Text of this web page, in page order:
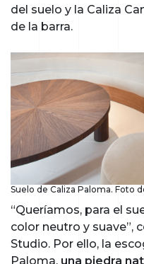
del suelo y la Caliza
de la barra.
Suelo de Caliza Paloma. Foto
“Queríamos, para el
color neutro y suave”,
Studio. Por ello, la
Paloma, una piedra